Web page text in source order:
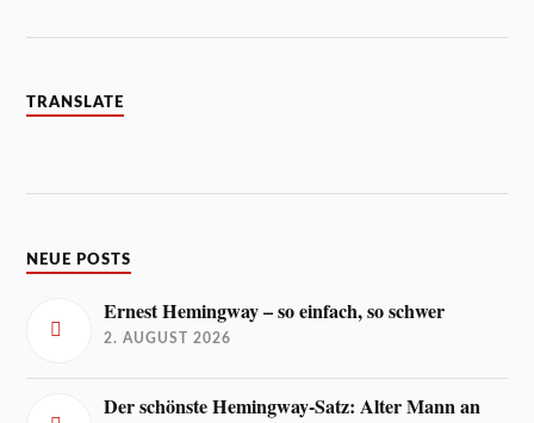
TRANSLATE
NEUE POSTS
Ernest Hemingway – so einfach, so schwer
2. AUGUST 2026
Der schönste Hemingway-Satz: Alter Mann an